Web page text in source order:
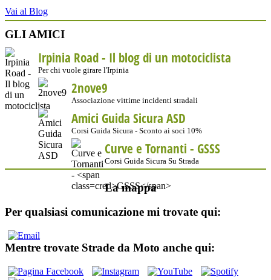
Vai al Blog
GLI AMICI
Irpinia Road - Il blog di un motociclista
Per chi vuole girare l'Irpinia
2nove9
Associazione vittime incidenti stradali
Amici Guida Sicura ASD
Corsi Guida Sicura - Sconto ai soci 10%
Curve e Tornanti - GSSS
Corsi Guida Sicura Su Strada
La mappa
Per qualsiasi comunicazione mi trovate qui:
Mentre trovate Strade da Moto anche qui: